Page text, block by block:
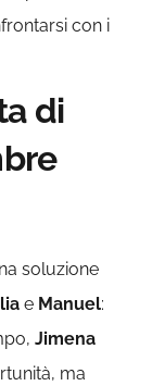
con i
di
soluzione
e Manuel:
Jimena
ma